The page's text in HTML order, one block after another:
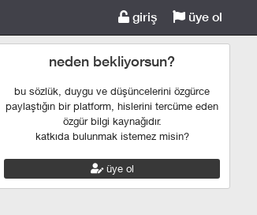
giriş üye ol
neden bekliyorsun?
bu sözlük, duygu ve düşüncelerini özgürce
paylaştığın bir platform, hislerini tercüme eden
özgür bilgi kaynağıdır.
katkıda bulunmak istemez misin?
üye ol